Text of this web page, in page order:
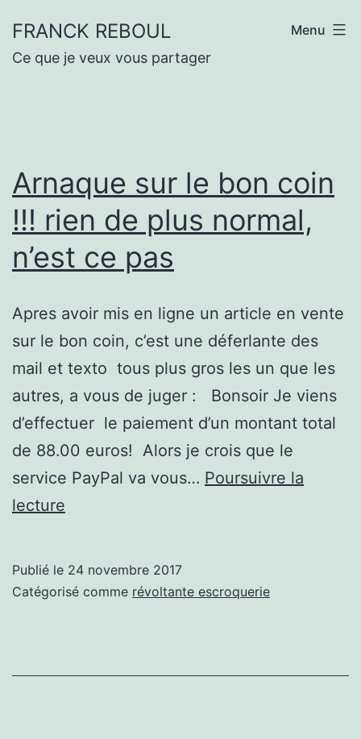
au
contenu
FRANCK REBOUL
Ce que je veux vous partager
Menu
Arnaque sur le bon coin
!!! rien de plus normal,
n’est ce pas
Apres avoir mis en ligne un article en vente
sur le bon coin, c’est une déferlante des
mail et texto tous plus gros les un que les
autres, a vous de juger : Bonsoir Je viens
d’effectuer le paiement d’un montant total
de 88.00 euros! Alors je crois que le
service PayPal va vous… Poursuivre la
lecture
bon
Publié le 24 novembre 2017
Catégorisé comme révoltante escroquerie